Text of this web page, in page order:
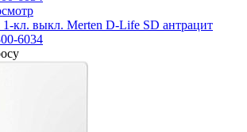
кл. выкл. Merten D-Life SD антрацит
6034